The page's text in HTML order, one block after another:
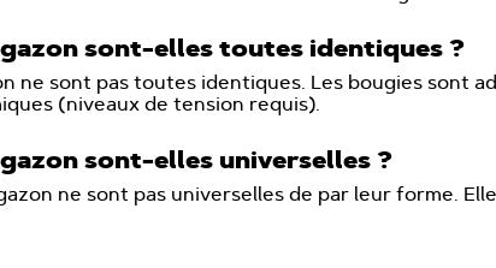
sont-elles toutes identiques ?
ne sont pas toutes identiques. Les bougies
(niveaux de tension requis).
sont-elles universelles ?
ne sont pas universelles de par leur forme.